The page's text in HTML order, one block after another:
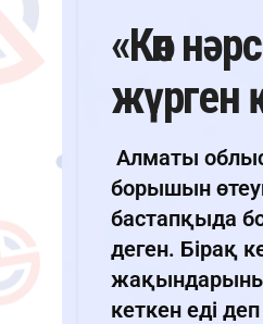
«Көп
жүрген
Алматы
борышын
бастапқыда
деген. Бірақ
жақындарының
кеткен еді